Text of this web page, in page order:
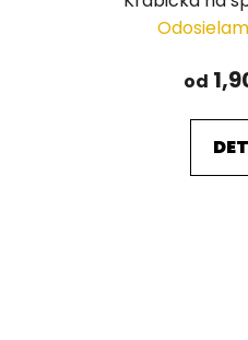
od